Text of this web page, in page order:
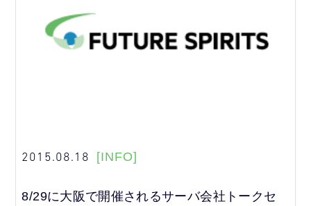
2015.08.18 [INFO]
8/29に大阪で開催されるサーバ会社トークセ